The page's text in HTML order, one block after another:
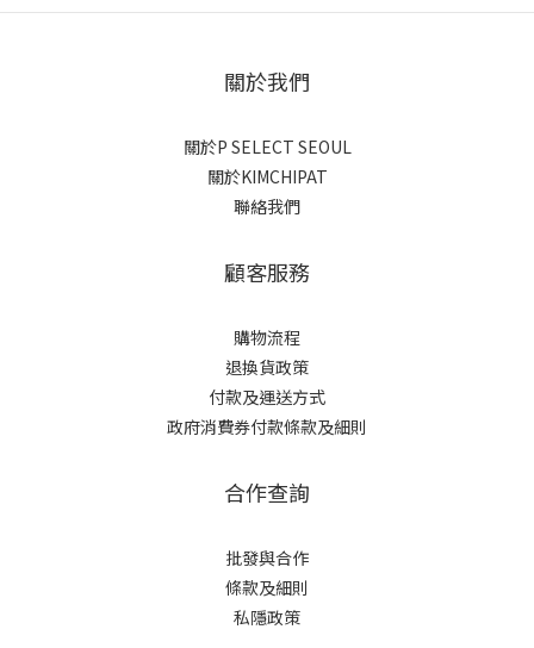
關於我們
關於P SELECT SEOUL
關於KIMCHIPAT
聯絡我們
顧客服務
購物流程
退換貨政策
付款及運送方式
政府消費券付款條款及細則
合作查詢
批發與合作
條款及細則
私隱政策